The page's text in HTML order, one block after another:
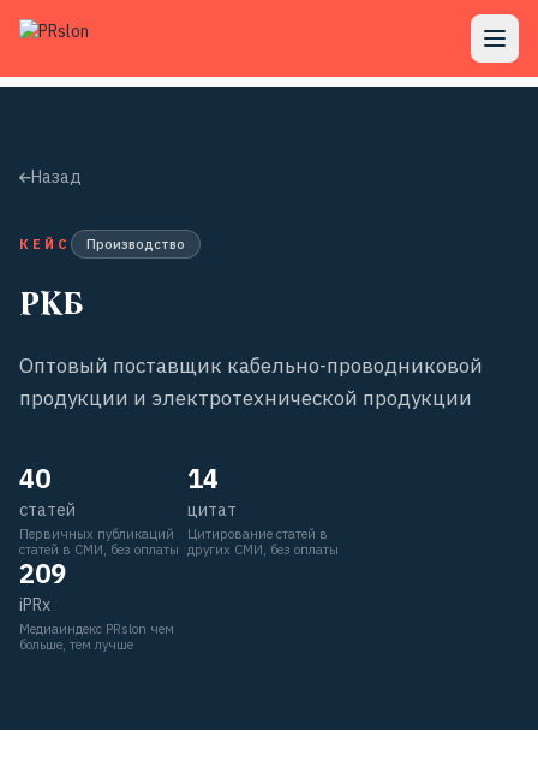
Назад
КЕЙС Производство
РКБ
Оптовый поставщик кабельно-проводниковой
продукции и электротехнической продукции
40
статей
Первичных публикаций
статей в СМИ, без оплаты
14
цитат
Цитирование статей в
других СМИ, без оплаты
209
iPRx
Медиаиндекс PRslon чем
больше, тем лучше